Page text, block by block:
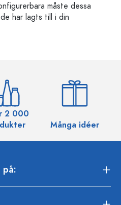
måste dessa
har lagts till i din
2 000
Många idéer
på: